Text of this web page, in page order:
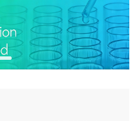
a
v
i
g
a